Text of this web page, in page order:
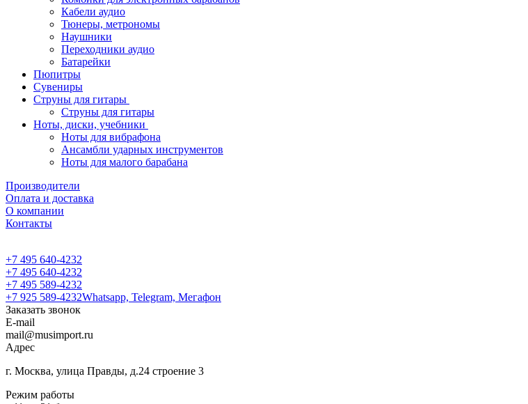
Кабели аудио
Тюнеры, метрономы
Наушники
Переходники аудио
Батарейки
Пюпитры
Сувениры
Струны для гитары
Струны для гитары
Ноты, диски, учебники
Ноты для вибрафона
Ансамбли ударных инструментов
Ноты для малого барабана
Производители
Оплата и доставка
О компании
Контакты
+7 495 640-4232
+7 495 640-4232
+7 495 589-4232
+7 925 589-4232Whatsapp, Telegram, Мегафон
Заказать звонок
E-mail
mail@musimport.ru
Адрес
г. Москва, улица Правды, д.24 строение 3
Режим работы